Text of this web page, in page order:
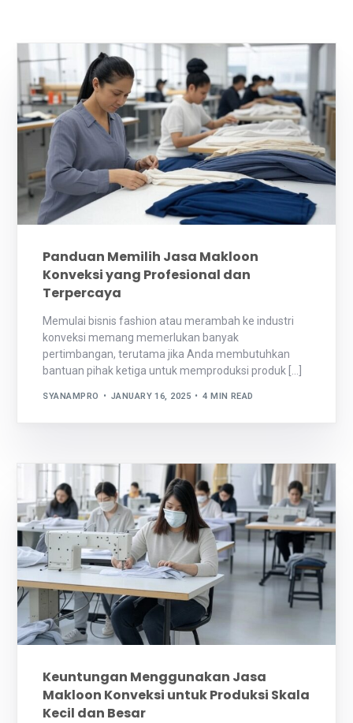
Panduan Memilih Jasa Makloon
Konveksi yang Profesional dan
Terpercaya
Memulai bisnis fashion atau merambah ke industri
konveksi memang memerlukan banyak
pertimbangan, terutama jika Anda membutuhkan
bantuan pihak ketiga untuk memproduksi produk […]
SYANAMPRO JANUARY 16, 2025 4 MIN READ
Keuntungan Menggunakan Jasa
Makloon Konveksi untuk Produksi Skala
Kecil dan Besar